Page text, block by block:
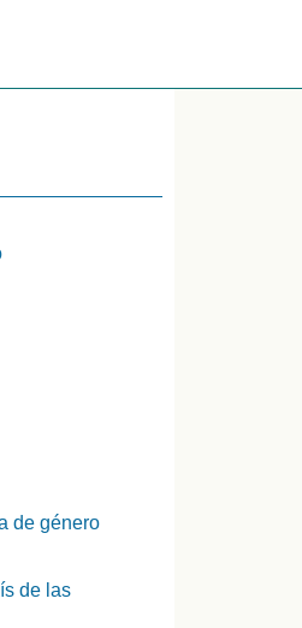
de género
de las